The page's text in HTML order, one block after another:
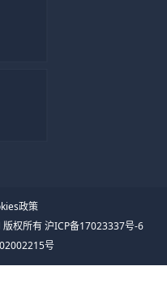
政策
权所有 沪ICP备17023337号-6
号